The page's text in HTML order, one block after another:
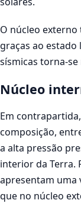
O núcleo externo
graças ao estado
sísmicas torna-
Núcleo
Em
composição,
a alta pressão
interior da Terra.
apresentam uma
que no núcleo